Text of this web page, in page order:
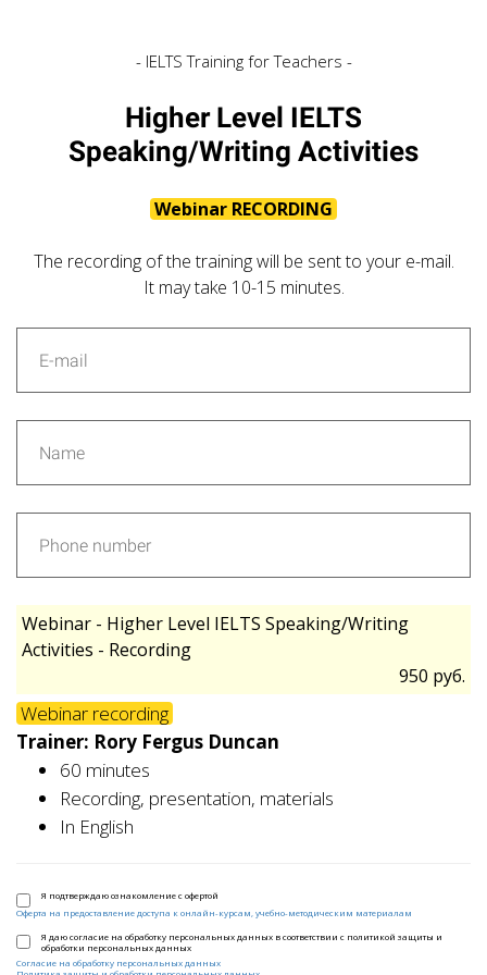
- IELTS Training for Teachers -
Higher Level IELTS
Speaking/Writing Activities
Webinar RECORDING
The recording of the training will be sent to your e-mail.
It may take 10-15 minutes.
Webinar - Higher Level IELTS Speaking/Writing
Activities - Recording
950 руб.
Webinar recording
Trainer: Rory Fergus Duncan
60 minutes
Recording, presentation, materials
In English
Я подтверждаю ознакомление с офертой
Оферта на предоставление доступа к онлайн-курсам, учебно-методическим материалам
Я даю согласие на обработку персональных данных в соответствии c политикой защиты и
обработки персональных данных
Согласие на обработку персональных данных